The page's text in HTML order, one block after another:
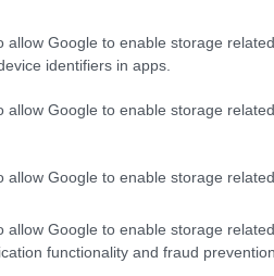
allow Google to enable storage
identifiers in apps.
allow Google to enable storage
allow Google to enable storage
allow Google to enable storage
functionality and fraud
implicações
termos de regulação e condições
Estados Unidos em níveis
riscos. Isso se reflete no
estão atraindo capital. O
destacando em relação ao
retornos em ativos mais